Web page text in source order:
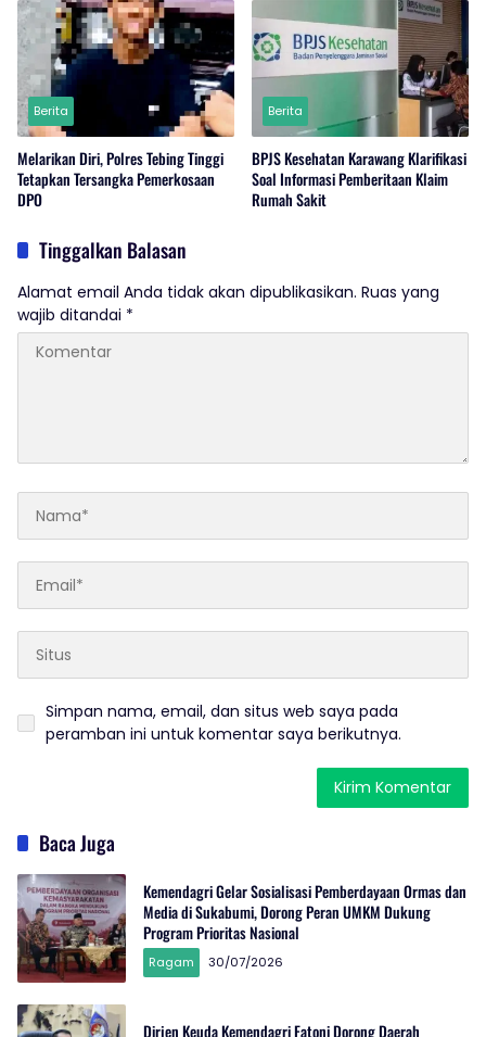
Berita
Melarikan Diri, Polres Tebing Tinggi
Tetapkan Tersangka Pemerkosaan
DPO
Berita
BPJS Kesehatan Karawang Klarifikasi
Soal Informasi Pemberitaan Klaim
Rumah Sakit
Tinggalkan Balasan
Alamat email Anda tidak akan dipublikasikan. Ruas yang
wajib ditandai *
Simpan nama, email, dan situs web saya pada
peramban ini untuk komentar saya berikutnya.
Baca Juga
Kemendagri Gelar Sosialisasi Pemberdayaan Ormas dan
Media di Sukabumi, Dorong Peran UMKM Dukung
Program Prioritas Nasional
Ragam 30/07/2026
Dirjen Keuda Kemendagri Fatoni Dorong Daerah